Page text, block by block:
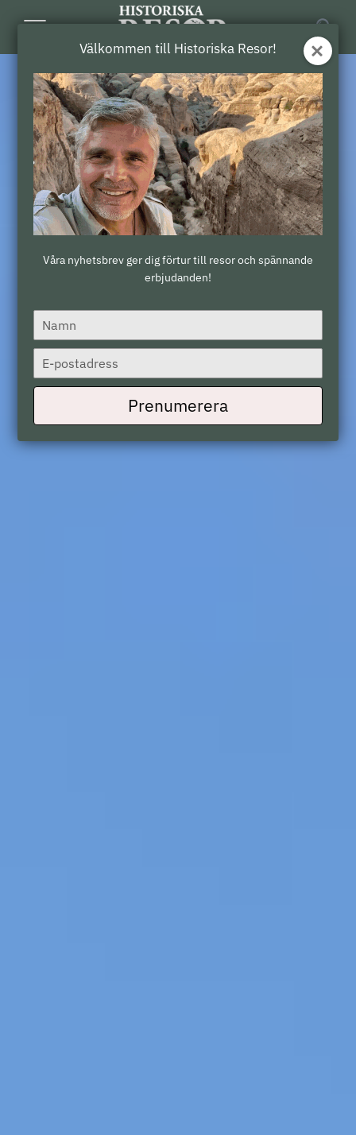
Välkommen till Historiska Resor!
Våra nyhetsbrev ger dig förtur till resor och spännande
erbjudanden!
Type
your
name
Type
your
email
Prenumerera